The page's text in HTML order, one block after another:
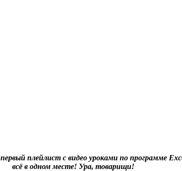
плейлист с видео уроками по программе
всё в одном месте! Ура, товарищи!